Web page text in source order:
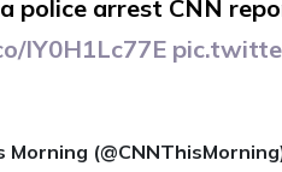
police arrest CNN
IY0H1Lc77E
Morning